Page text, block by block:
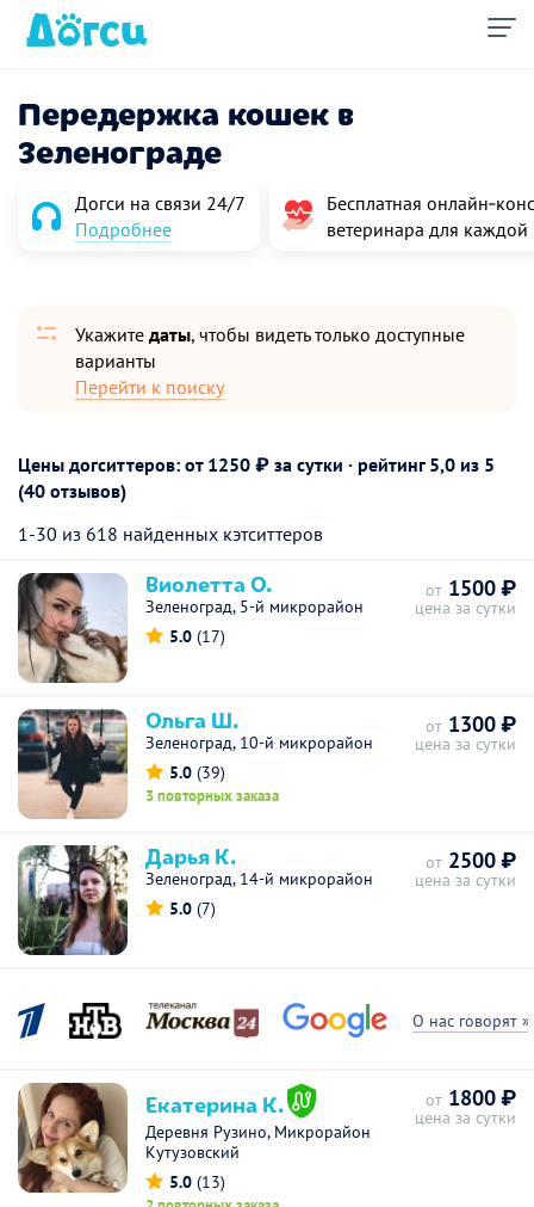
Передержка кошек в
Зеленограде
Догси на связи 24/7
Подробнее
Бесплатная
ветеринара для
Укажите даты, чтобы видеть только доступные
варианты
Перейти к поиску
Цены догситтеров: от 1250 ₽ за сутки · рейтинг 5,0 из 5
(40 отзывов)
1-30 из 618 найденных кэтситтеров
Виолетта О.
Зеленоград, 5-й микрорайон
5.0 (17)
от 1500 ₽
цена за сутки
Ольга Ш.
Зеленоград, 10-й микрорайон
5.0 (39)
3 повторных заказа
от 1300 ₽
цена за сутки
Дарья К.
Зеленоград, 14-й микрорайон
5.0 (7)
от 2500 ₽
цена за сутки
О нас говорят »
Екатерина К.
Деревня Рузино, Микрорайон
Кутузовский
5.0 (13)
от 1800 ₽
цена за сутки